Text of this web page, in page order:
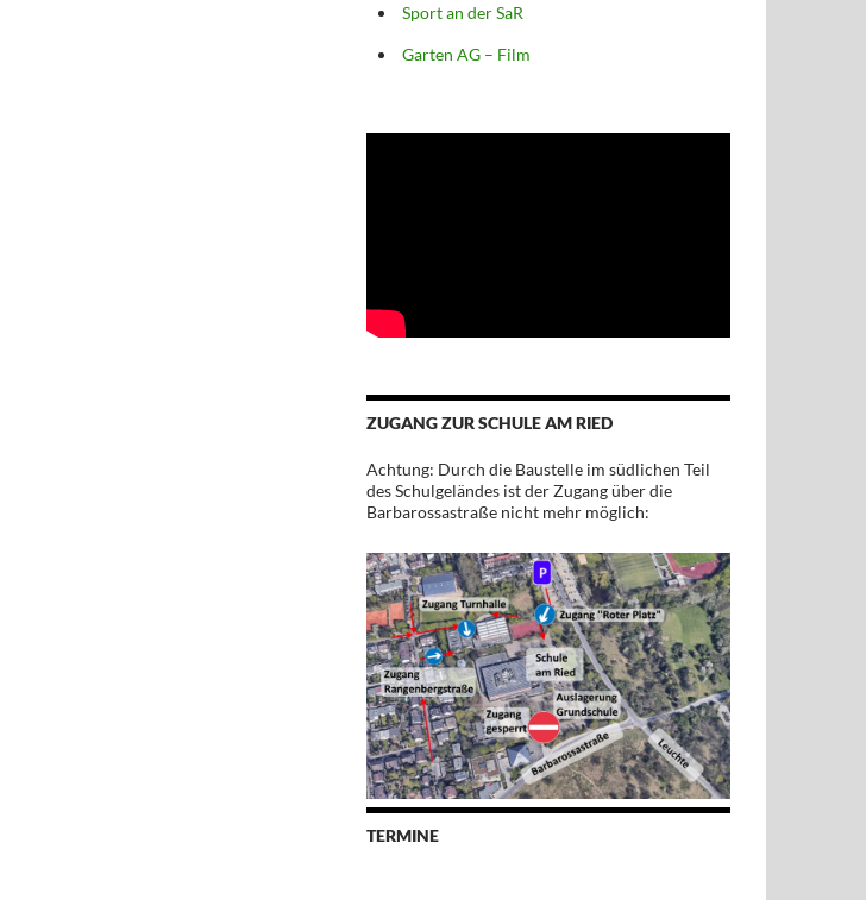
Sport an der SaR
Garten AG – Film
ZUGANG ZUR SCHULE AM RIED
Achtung: Durch die Baustelle im südlichen Teil
des Schulgeländes ist der Zugang über die
Barbarossastraße nicht mehr möglich:
TERMINE